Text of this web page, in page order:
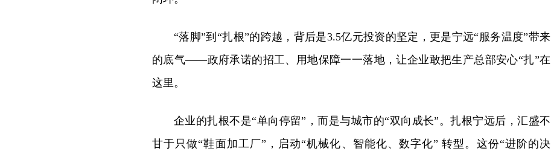
“落脚”到“扎根”的跨越，背后是3.5亿元投资的坚定，更是宁远“服务温度”带来
的底气——政府承诺的招工、用地保障一一落地，让企业敢把生产总部安心“扎”在
这里。
企业的扎根不是“单向停留”，而是与城市的“双向成长”。扎根宁远后，汇盛不
甘于只做“鞋面加工厂”，启动“机械化、智能化、数字化” 转型。这份“进阶的决